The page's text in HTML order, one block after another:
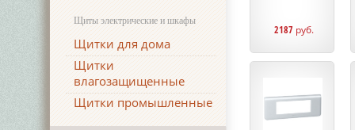
Щиты электрические и шкафы
Щитки для дома
Щитки
влагозащищенные
Щитки промышленные
2187 руб.